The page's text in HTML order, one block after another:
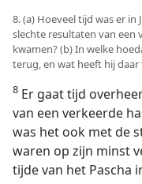
8. (a) Hoeveel tijd was er
slechte resultaten van een
kwamen? (b) In welke
terug, en wat heeft hij
8 Er gaat tijd
van een verkeerde
was het ook met de
waren op zijn minst
tijde van het Pascha